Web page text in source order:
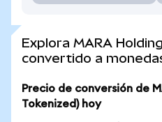
Explora MARA
convertido a
Precio de conversión de
Tokenized) hoy